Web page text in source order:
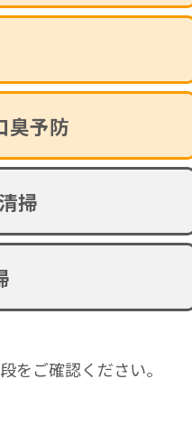
臭予防
掃
をご確認ください。